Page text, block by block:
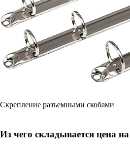
Скрепление разъемными скобами
Из чего складывается цена